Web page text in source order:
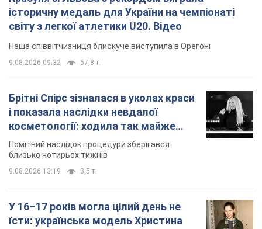
косметології: ходила так майже
місяць
Помітний наслідок процедури зберігався
їсти: українська модель Христина
Пономар розповіла про страшний бік
модельної кар’єри
колеги